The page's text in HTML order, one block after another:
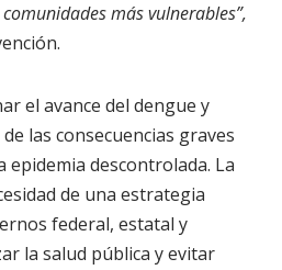
más vulnerables”,
el avance del dengue y
las consecuencias graves
descontrolada. La
de una estrategia
federal, estatal y
la salud pública y evitar